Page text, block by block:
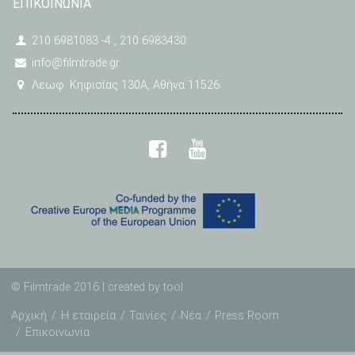
ΕΠΙΚΟΙΝΩΝΙΑ
210 6981083 -4 , 210 6983430
info@filmtrade.gr
Λεωφ. Κηφισίας 130A, Αθήνα 11526
© Filmtrade 2016 | created bytool
Αρχική Η εταιρεία Ταινίες Νέα
Press Room
Επικοινωνία